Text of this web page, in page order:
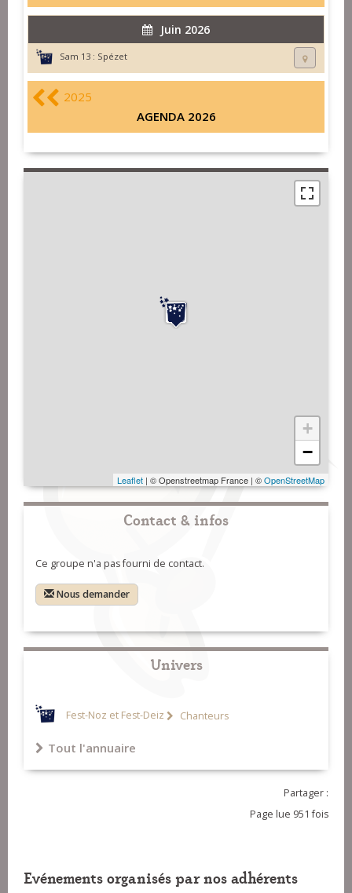
Juin 2026
Sam 13 : Spézet
2025
AGENDA 2026
+
−
Leaflet | © Openstreetmap France | ©OpenStreetMap
Contact & infos
Ce groupe n'a pas fourni de contact.
Nous demander
Univers
Fest-Noz et Fest-Deiz Chanteurs
Tout l'annuaire
Partager :
Page lue 951 fois
Evénements organisés par nos adhérents